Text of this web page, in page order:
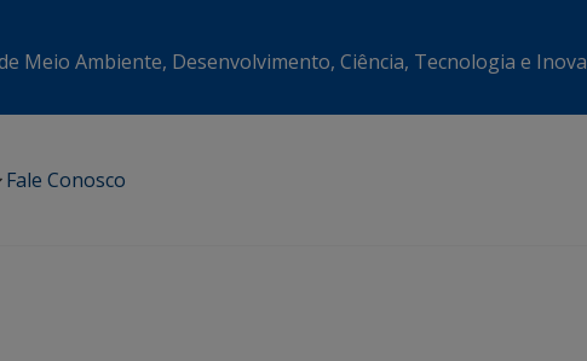
Meio Ambiente, Desenvolvimento, Ciência, Tecnologia e
Fale Conosco